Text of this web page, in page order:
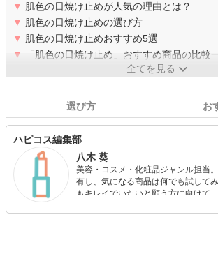
▼ 肌色の日焼け止めが人気の理由とは？
▼ 肌色の日焼け止めの選び方
▼ 肌色の日焼け止めおすすめ5選
▼
「肌色の日焼け止め」おすすめ商品の比較
全てを見る
選び方 お
ハピコス編集部
八木 葵
美容・コスメ・化粧品ジャンル担当
有し、気になる商品は何でも試して
もキレイでいたいと願う方に向けて